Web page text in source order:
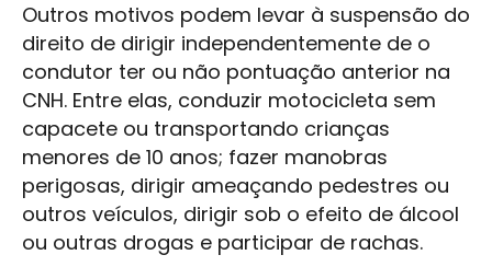
Outros motivos podem levar à suspensão do
direito de dirigir independentemente de o
condutor ter ou não pontuação anterior na
CNH. Entre elas, conduzir motocicleta sem
capacete ou transportando crianças
menores de 10 anos; fazer manobras
perigosas, dirigir ameaçando pedestres ou
outros veículos, dirigir sob o efeito de álcool
ou outras drogas e participar de rachas.